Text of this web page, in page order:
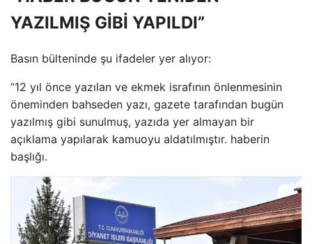
YAZILMIŞ GİBİ YAPILDI”
Basın bülteninde şu ifadeler yer alıyor:
“12 yıl önce yazılan ve ekmek israfının önlenmesinin
öneminden bahseden yazı, gazete tarafından bugün
yazılmış gibi sunulmuş, yazıda yer almayan bir
açıklama yapılarak kamuoyu aldatılmıştır. haberin
başlığı.